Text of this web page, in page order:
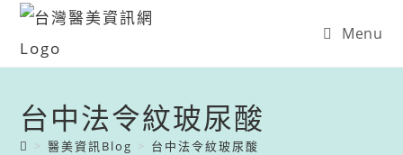
Menu
台中法令紋玻尿酸
> 醫美資訊Blog > 台中法令紋玻尿酸